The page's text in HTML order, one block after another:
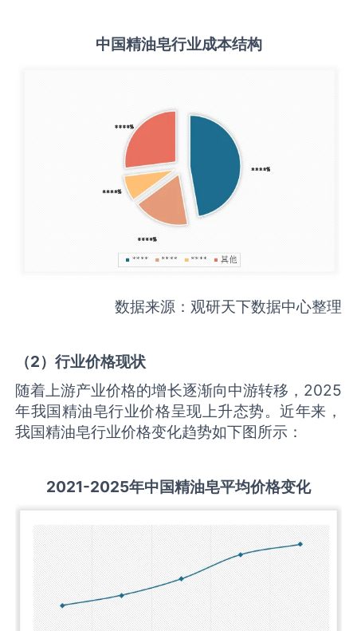
中国精油皂行业成本结构
数据来源：观研天下数据中心整理
（2）行业价格现状
随着上游产业价格的增长逐渐向中游转移，2025
年我国精油皂行业价格呈现上升态势。近年来，
我国精油皂行业价格变化趋势如下图所示：
2021-2025年中国精油皂平均价格变化